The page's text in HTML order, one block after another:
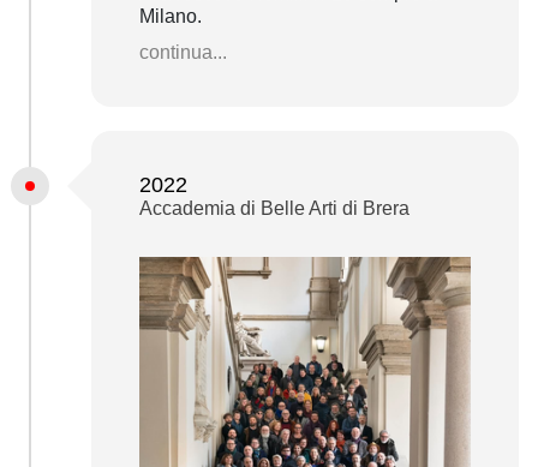
Milano.
continua...
2022
Accademia di Belle Arti di Brera